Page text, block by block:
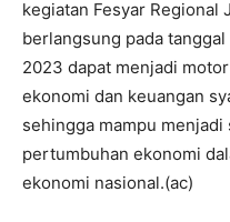
kegiatan Fesyar Regional
berlangsung pada
2023 dapat menjadi
ekonomi dan keuangan
sehingga mampu
pertumbuhan ekonomi
ekonomi nasional.(ac)